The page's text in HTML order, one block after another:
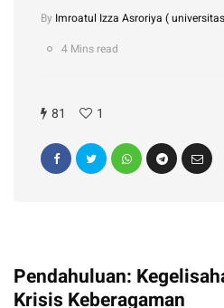
By Imroatul Izza Asroriya (
4 Mins read
81 1
Pendahuluan:
Krisis Keberagaman